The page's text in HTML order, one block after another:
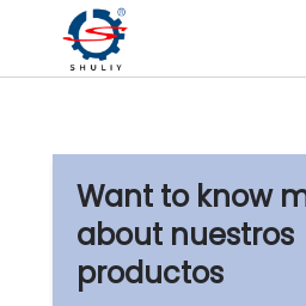
nuestros
productos